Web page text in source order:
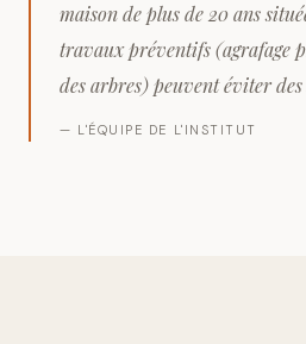
maison de plus de 20 ans
travaux préventifs (agrafage
des arbres) peuvent éviter
— L'ÉQUIPE DE L'INSTITUT